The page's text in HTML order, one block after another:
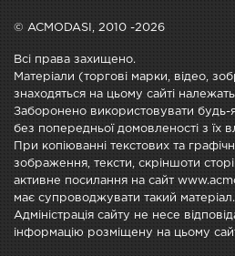
© ACMODASI, 2010 -2026
Всі права захищено.
Матеріали (торгові марки, відео,
знаходяться на цьому сайті
Заборонено використовувати будь-
без попередньої домовленості з їх
При копіюванні текстових та
зображення, тексти, скріншоти
активне посилання на сайт
має супроводжувати такий матеріал.
Адміністрація сайту не несе
інформацію розміщену на цьому